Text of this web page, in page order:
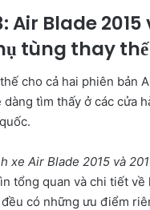
Air Blade 2015
tùng thay
cho cả hai phiên bản
tìm thấy ở các cửa
xe Air Blade 2015 và
tổng quan và chi tiết về
có những ưu điểm